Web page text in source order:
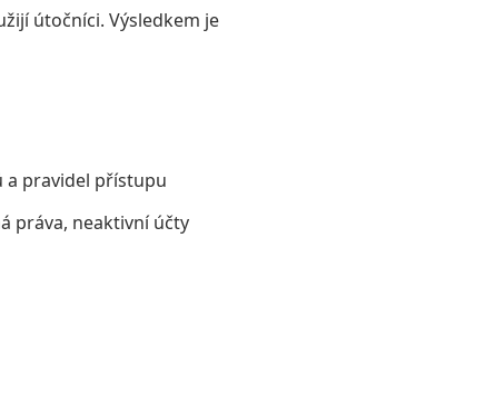
útočníci. Výsledkem je
a pravidel přístupu
práva, neaktivní účty